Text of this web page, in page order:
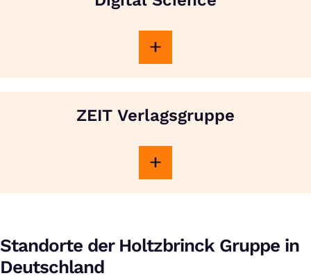
ZEIT Verlagsgruppe
Standorte der Holtzbrinck Gruppe in
Deutschland